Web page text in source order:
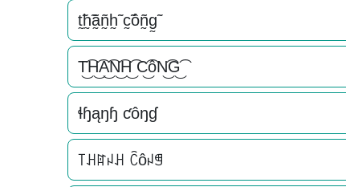
t̰̃h̰̃ã̰ñ̰h̰̃ c̰̃ôñ̰g̰̃
T͜͡H͜͡A͜͡N͜͡H͜͡ C͜͡ôN͜͡G͜͡
ɬɧąŋɧ ƈôŋɠ
꓄ꃅꍏꈤꃅ ꉓôꈤꁅ